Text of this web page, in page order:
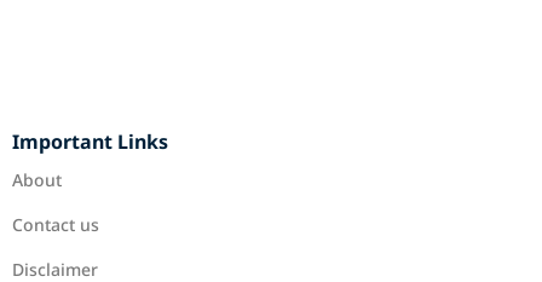
Important Links
About
Contact us
Disclaimer